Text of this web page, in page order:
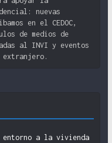
nuevas
en el CEDOC,
de medios de
al INVI y eventos
a la vivienda